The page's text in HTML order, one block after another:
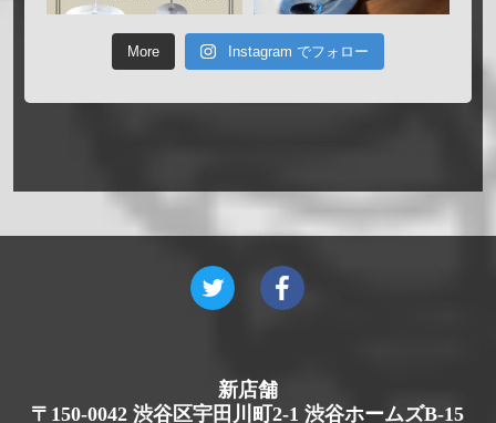
More Instagram でフォロー
新店舗
〒150-0042 渋谷区宇田川町2-1 渋谷ホームズB-15